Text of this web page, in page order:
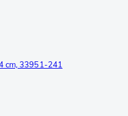
cm, 33951-241